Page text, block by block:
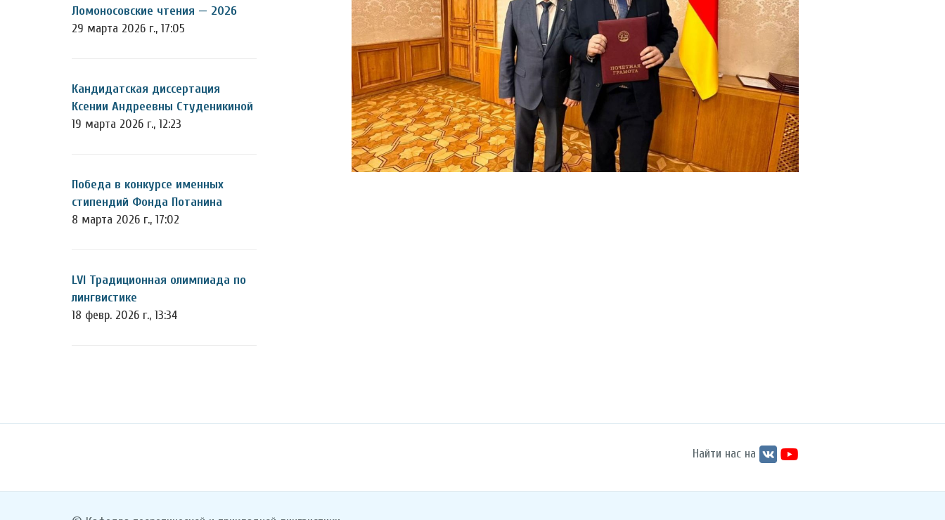
Ломоносовские чтения — 2026
29 марта 2026 г., 17:05
Кандидатская диссертация
Ксении Андреевны Студеникиной
19 марта 2026 г., 12:23
Победа в конкурсе именных
стипендий Фонда Потанина
8 марта 2026 г., 17:02
LVI Традиционная олимпиада по
лингвистике
18 февр. 2026 г., 13:34
Найти нас на